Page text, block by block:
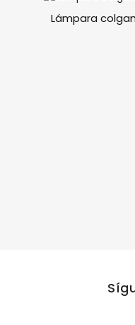
Lámpara